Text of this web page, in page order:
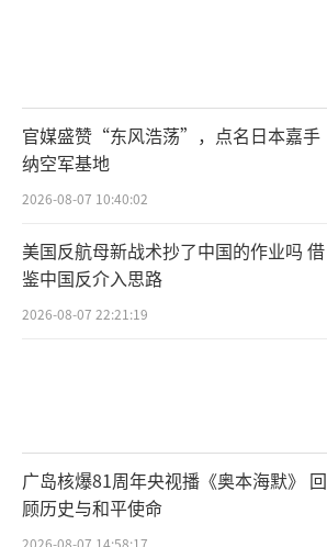
官媒盛赞“东风浩荡”，点名日本嘉手
纳空军基地
2026-08-07 10:40:02
美国反航母新战术抄了中国的作业吗 借
鉴中国反介入思路
2026-08-07 22:21:19
广岛核爆81周年央视播《奥本海默》 回
顾历史与和平使命
2026-08-07 14:58:17